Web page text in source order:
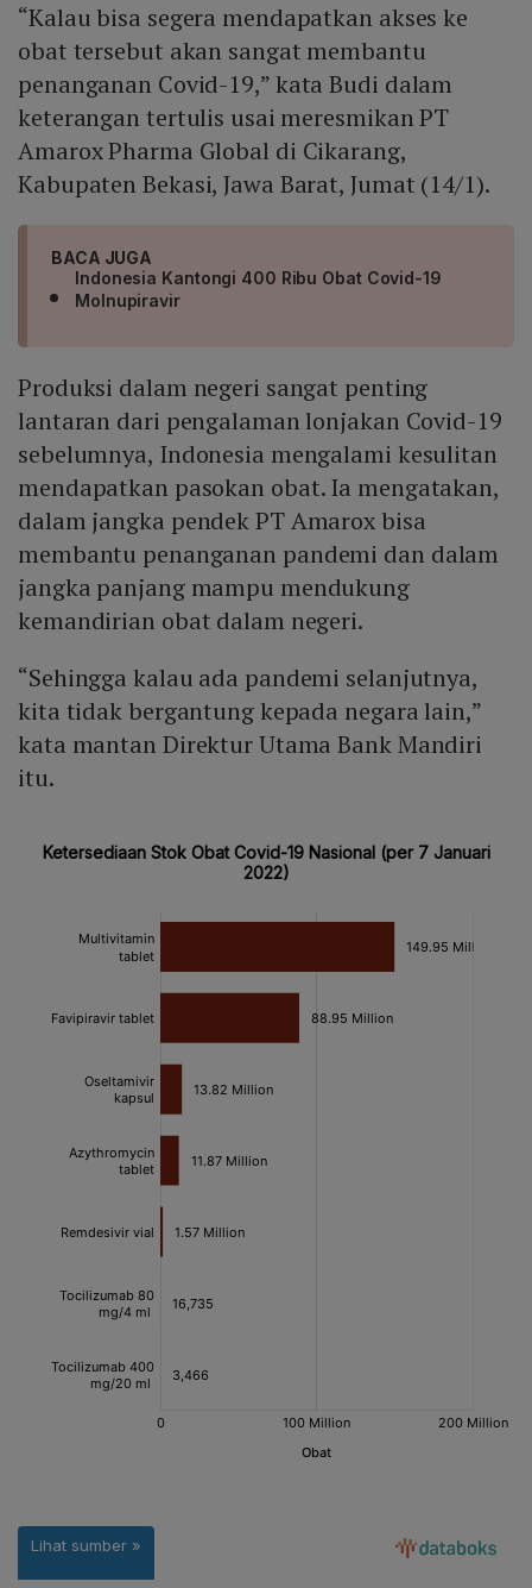
“Kalau bisa segera mendapatkan akses ke
obat tersebut akan sangat membantu
penanganan Covid-19,” kata Budi dalam
keterangan tertulis usai meresmikan PT
Amarox Pharma Global di Cikarang,
Kabupaten Bekasi, Jawa Barat, Jumat (14/1).
BACA JUGA
Indonesia Kantongi 400 Ribu Obat Covid-19
Molnupiravir
Produksi dalam negeri sangat penting
lantaran dari pengalaman lonjakan Covid-19
sebelumnya, Indonesia mengalami kesulitan
mendapatkan pasokan obat. Ia mengatakan,
dalam jangka pendek PT Amarox bisa
membantu penanganan pandemi dan dalam
jangka panjang mampu mendukung
kemandirian obat dalam negeri.
“Sehingga kalau ada pandemi selanjutnya,
kita tidak bergantung kepada negara lain,”
kata mantan Direktur Utama Bank Mandiri
itu.